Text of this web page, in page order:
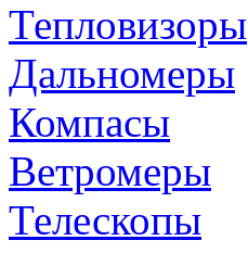
Тепловизоры
Дальномеры
Компасы
Ветромеры
Телескопы